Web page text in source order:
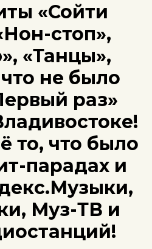
«Сойти
стоп»,
«Танцы»,
не было
раз»
то, что было
парадах и
Муз-ТВ и